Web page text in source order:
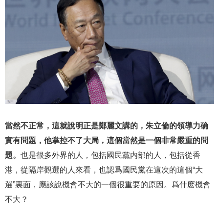
當然不正常，這就說明正是鄭麗文講的，朱立倫的領導力确
實有問題，他掌控不了大局，這個當然是一個非常嚴重的問
題。 也是很多外界的人，包括國民黨内部的人，包括從香
港，從隔岸觀選的人來看，也認爲國民黨在這次的這個“大
選”裏面，應該說機會不大的一個很重要的原因。爲什麽機會
不大？